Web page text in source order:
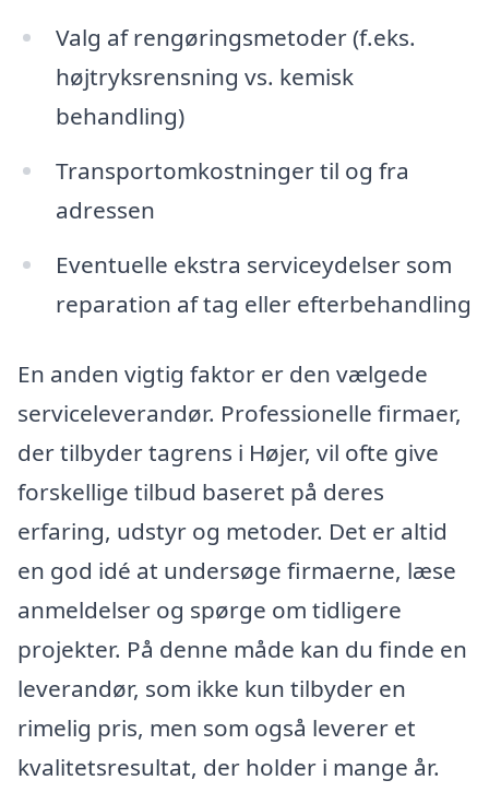
Valg af rengøringsmetoder (f.eks.
højtryksrensning vs. kemisk
behandling)
Transportomkostninger til og fra
adressen
Eventuelle ekstra serviceydelser som
reparation af tag eller efterbehandling
En anden vigtig faktor er den vælgede
serviceleverandør. Professionelle firmaer,
der tilbyder tagrens i Højer, vil ofte give
forskellige tilbud baseret på deres
erfaring, udstyr og metoder. Det er altid
en god idé at undersøge firmaerne, læse
anmeldelser og spørge om tidligere
projekter. På denne måde kan du finde en
leverandør, som ikke kun tilbyder en
rimelig pris, men som også leverer et
kvalitetsresultat, der holder i mange år.